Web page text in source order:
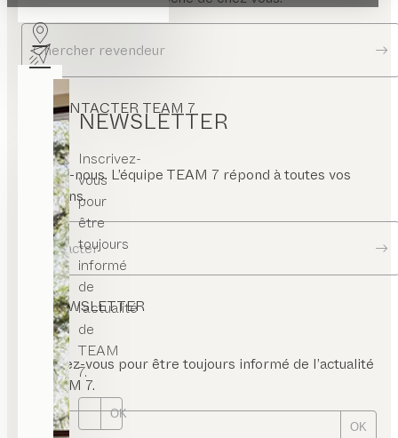
NEWSLETTER
Inscrivez-
vous
pour
être
toujours
informé
de
l’actualité
de
TEAM
7.
OK
Chercher revendeur
CONTACTER TEAM 7
Écrivez-nous. L’équipe TEAM 7 répond à toutes vos
questions.
Contacter
NEWSLETTER
Inscrivez-vous pour être toujours informé de l’actualité
de TEAM 7.
OK